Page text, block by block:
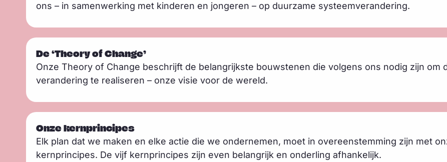
ons – in samenwerking met kinderen en jongeren – op duurzame systeemverandering.
m
e
De ‘Theory of Change’
Onze Theory of Change beschrijft de belangrijkste bouwstenen die volgens ons nodig zijn om
verandering te realiseren – onze visie voor de wereld.
L
m
e
Onze kernprincipes
Elk plan dat we maken en elke actie die we ondernemen, moet in overeenstemming zijn met
kernprincipes. De vijf kernprincipes zijn even belangrijk en onderling afhankelijk.
L